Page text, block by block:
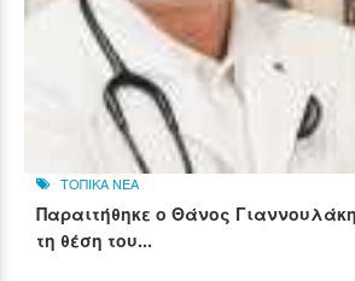
ΤΟΠΙΚΑ ΝΕΑ
Παραιτήθηκε ο Θάνος
τη θέση του...